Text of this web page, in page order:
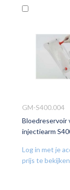
VOEG
TOE
GM-S400.004
Bloedreservoir
injectiearm
Log in met je
prijs te